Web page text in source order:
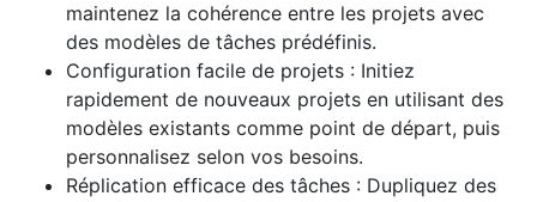
maintenez la cohérence entre les projets avec
des modèles de tâches prédéfinis.
Configuration facile de projets : Initiez
rapidement de nouveaux projets en utilisant des
modèles existants comme point de départ, puis
personnalisez selon vos besoins.
Réplication efficace des tâches : Dupliquez des